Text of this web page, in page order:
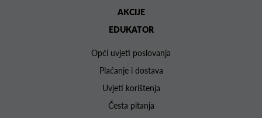
AKCIJE
EDUKATOR
Opći uvjeti poslovanja
Plaćanje i dostava
Uvjeti korištenja
Česta pitanja